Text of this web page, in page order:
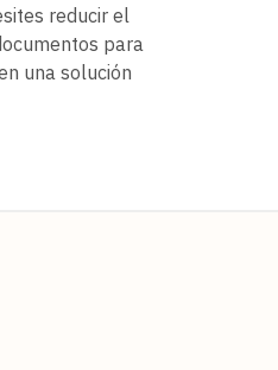
reducir el
para
una solución